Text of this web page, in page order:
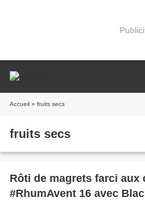
Accueil » fruits secs
fruits secs
Rôti de magrets farci aux
#RhumAvent 16 avec